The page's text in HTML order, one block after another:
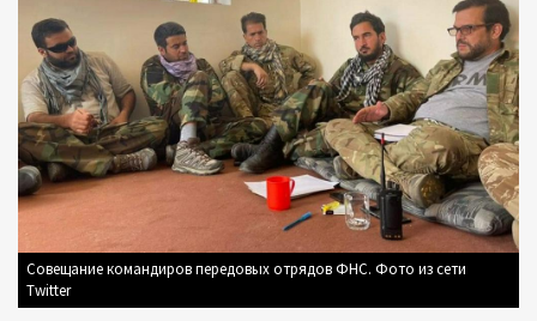
Совещание командиров передовых отрядов ФНС. Фото из сети
Twitter